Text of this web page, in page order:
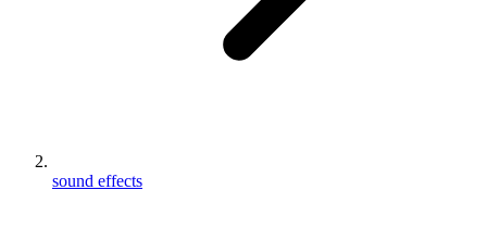
sound effects